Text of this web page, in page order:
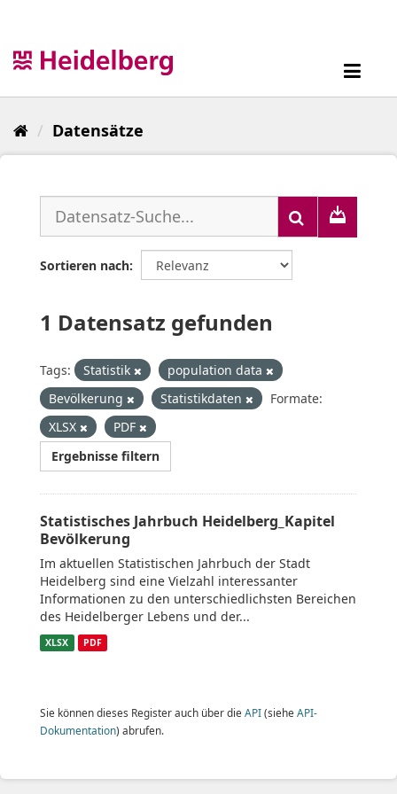
Datensätze
Sortieren nach
1 Datensatz gefunden
Tags: Statistik
population data
Bevölkerung
Statistikdaten
Formate:
XLSX
PDF
Ergebnisse filtern
Statistisches Jahrbuch Heidelberg_Kapitel
Bevölkerung
Im aktuellen Statistischen Jahrbuch der Stadt
Heidelberg sind eine Vielzahl interessanter
Informationen zu den unterschiedlichsten Bereichen
des Heidelberger Lebens und der...
XLSX PDF
Sie können dieses Register auch über die API(siehe API-
Dokumentation) abrufen.